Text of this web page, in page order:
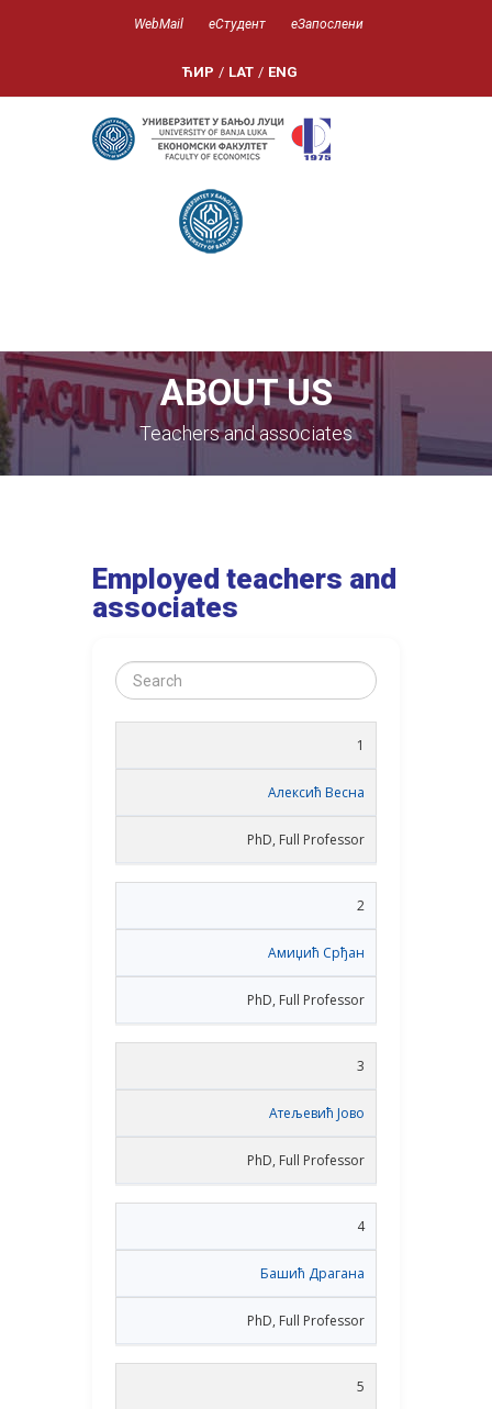
WebMail еСтудент еЗапослени
ЋИР / LAT / ENG
ABOUT US
Teachers and associates
Employed teachers and
associates
1
Алексић Весна
PhD, Full Professor
2
Амиџић Срђан
PhD, Full Professor
3
Атељевић Јово
PhD, Full Professor
4
Башић Драгана
PhD, Full Professor
5